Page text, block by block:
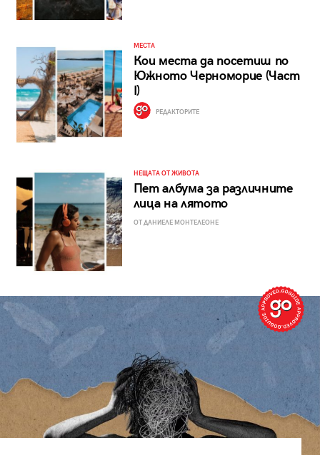
МЕСТА
Кои места да посетиш по
Южното Черноморие (Част
I)
РЕДАКТОРИТЕ
НЕЩАТА ОТ ЖИВОТА
Пет албума за различните
лица на лятото
ОТ ДАНИЕЛЕ МОНТЕЛЕОНЕ